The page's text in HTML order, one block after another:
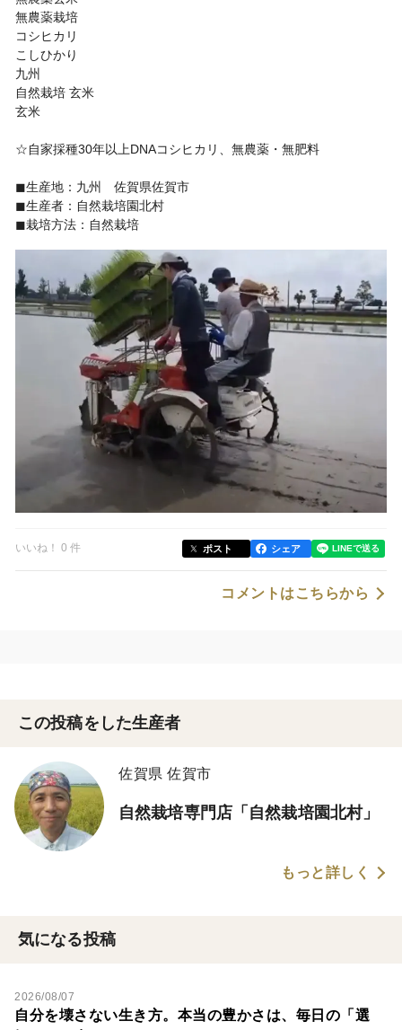
無農薬栽培
コシヒカリ
こしひかり
九州
自然栽培 玄米
玄米
☆自家採種30年以上DNAコシヒカリ、無農薬・無肥料
◼︎生産地：九州 佐賀県佐賀市
◼︎生産者：自然栽培園北村
◼︎栽培方法：自然栽培
いいね！ 0 件 ポスト シェア
コメントはこちらから
この投稿をした生産者
佐賀県 佐賀市
自然栽培専門店「自然栽培園北村」
もっと詳しく
気になる投稿
2026/08/07
自分を壊さない生き方。本当の豊かさは、毎日の「選